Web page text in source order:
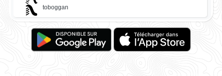
toboggan